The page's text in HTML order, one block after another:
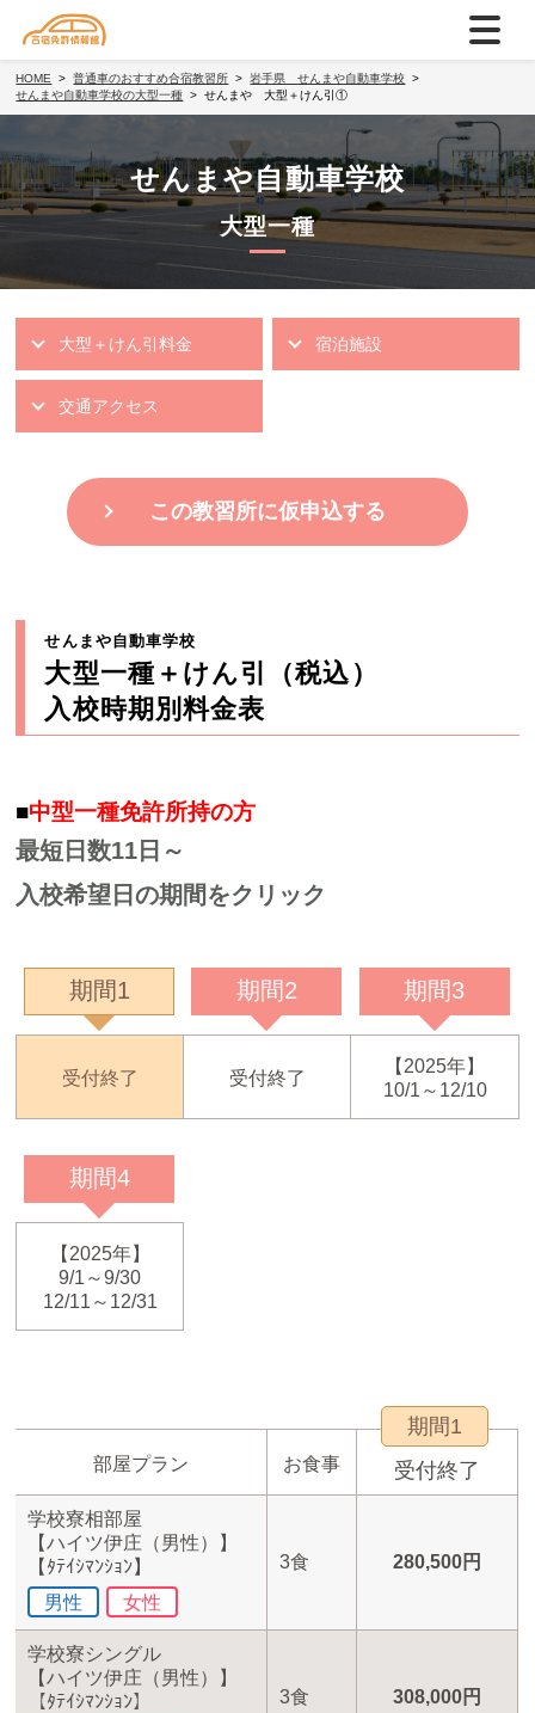
HOME 普通車のおすすめ合宿教習所
岩手県 せんまや自動車学校
せんまや自動車学校の大型一種
せんまや 大型＋けん引①
せんまや自動車学校
大型一種
大型＋けん引料金 宿泊施設
交通アクセス
この教習所に仮申込する
せんまや自動車学校
大型一種＋けん引（税込）
入校時期別料金表
■中型一種免許所持の方
最短日数11日～
入校希望日の期間をクリック
期間1 期間2 期間3
受付終了 受付終了
【2025年】
10/1～12/10
期間4
【2025年】
9/1～9/30
12/11～12/31
部屋プラン お食事
期間1
受付終了
学校寮相部屋
【ハイツ伊庄（男性）】
【ﾀﾃｲｼﾏﾝｼｮﾝ】
男性
女性
3食 280,500円
学校寮シングル
【ハイツ伊庄（男性）】
【ﾀﾃｲｼﾏﾝｼｮﾝ】
3食 308,000円